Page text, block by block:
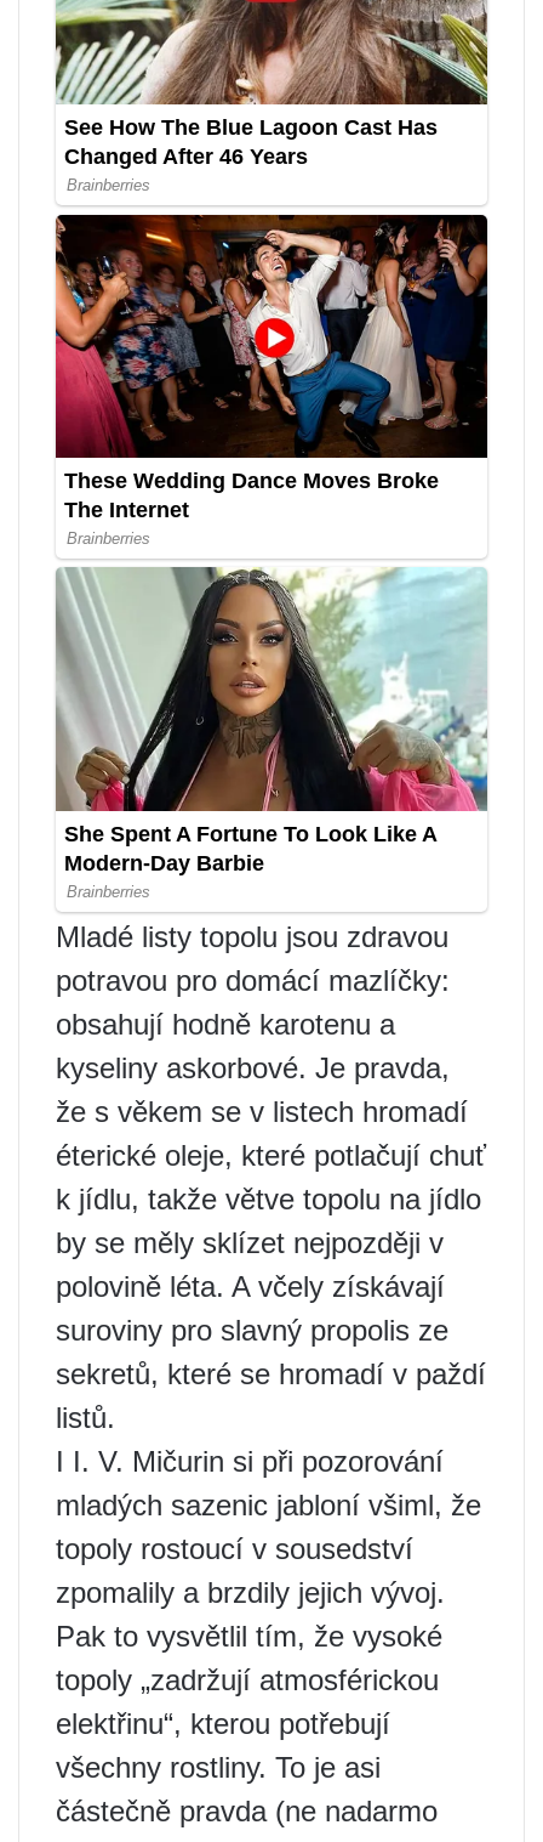
Mladé listy topolu jsou zdravou
potravou pro domácí mazlíčky:
obsahují hodně karotenu a
kyseliny askorbové. Je pravda,
že s věkem se v listech hromadí
éterické oleje, které potlačují chuť
k jídlu, takže větve topolu na jídlo
by se měly sklízet nejpozději v
polovině léta. A včely získávají
suroviny pro slavný propolis ze
sekretů, které se hromadí v paždí
listů.
I I. V. Mičurin si při pozorování
mladých sazenic jabloní všiml, že
topoly rostoucí v sousedství
zpomalily a brzdily jejich vývoj.
Pak to vysvětlil tím, že vysoké
topoly „zadržují atmosférickou
elektřinu“, kterou potřebují
všechny rostliny. To je asi
částečně pravda (ne nadarmo